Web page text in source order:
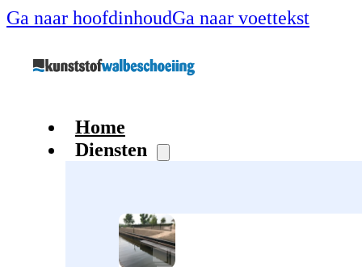
Ga naar hoofdinhoudGa naar voettekst
Home
Diensten